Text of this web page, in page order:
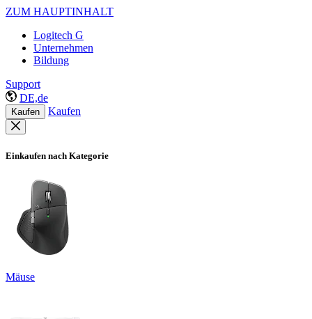
ZUM HAUPTINHALT
Logitech G
Unternehmen
Bildung
Support
DE,de
Kaufen Kaufen
Einkaufen nach Kategorie
Mäuse